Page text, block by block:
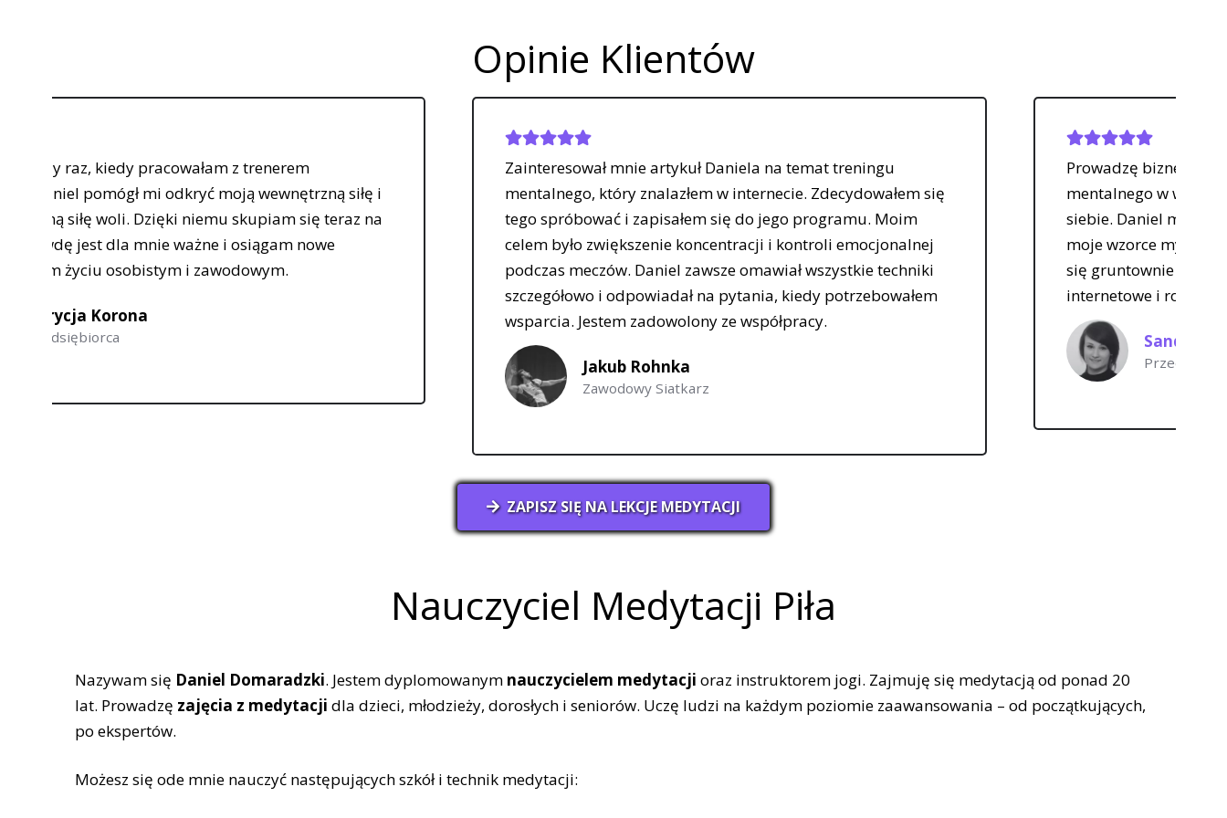
Opinie Klientów
z trenerem
wewnętrzną siłę i
skupiam się teraz na
i osiągam nowe
Zainteresował mnie artykuł Daniela na temat treningu
mentalnego, który znalazłem w internecie. Zdecydowałem się
tego spróbować i zapisałem się do jego programu. Moim
celem było zwiększenie koncentracji i kontroli emocjonalnej
podczas meczów. Daniel zawsze omawiał wszystkie techniki
szczegółowo i odpowiadał na pytania, kiedy potrzebowałem
wsparcia. Jestem zadowolony ze współpracy.
Prowadzę biznes online i potrzebowałam pomocy
mentalnego w walce z brakiem produktywności i
siebie. Daniel mocno pomógł mi z mentalem,
moje wzorce myślowe. Po 6 miesiącach
się gruntownie przemodelować mój system,
internetowe i rozwinąć media społecznościowe.
ZAPISZ SIĘ NA LEKCJE MEDYTACJI
Nauczyciel Medytacji Piła
Nazywam się Daniel Domaradzki. Jestem dyplomowanym nauczycielem medytacji oraz instruktorem jogi. Zajmuję się medytacją od ponad 20
lat. Prowadzę zajęcia z medytacji dla dzieci, młodzieży, dorosłych i seniorów. Uczę ludzi na każdym poziomie zaawansowania – od początkujących,
po ekspertów.
Możesz się ode mnie nauczyć następujących szkół i technik medytacji: